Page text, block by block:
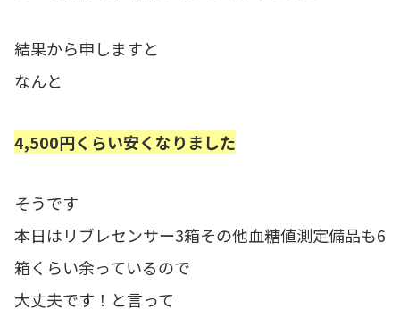
結果から申しますと
なんと
4,500円くらい安くなりました
そうです
本日はリブレセンサー3箱その他血糖値測定備品も6
箱くらい余っているので
大丈夫です！と言って